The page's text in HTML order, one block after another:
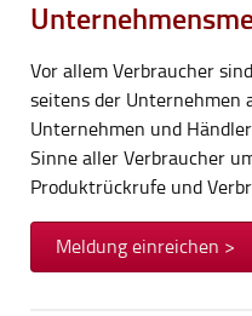
Vor allem Verbraucher
seitens der Unternehmen
Unternehmen und
Sinne aller Verbraucher
Produktrückrufe und
Meldung einreichen >